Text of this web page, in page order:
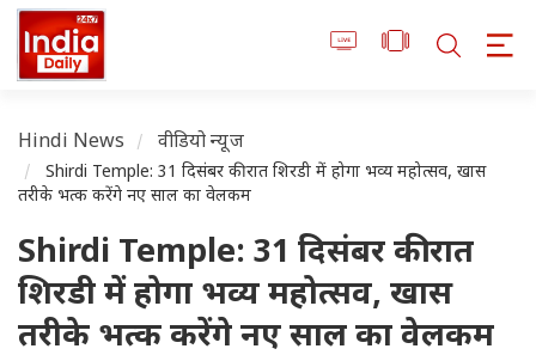
Hindi News वीडियो न्यूज
Shirdi Temple: 31 दिसंबर की रात शिरडी में होगा भव्य महोत्सव, खास
तरीके भत्क करेंगे नए साल का वेलकम
Shirdi Temple: 31 दिसंबर की रात
शिरडी में होगा भव्य महोत्सव, खास
तरीके भत्क करेंगे नए साल का वेलकम